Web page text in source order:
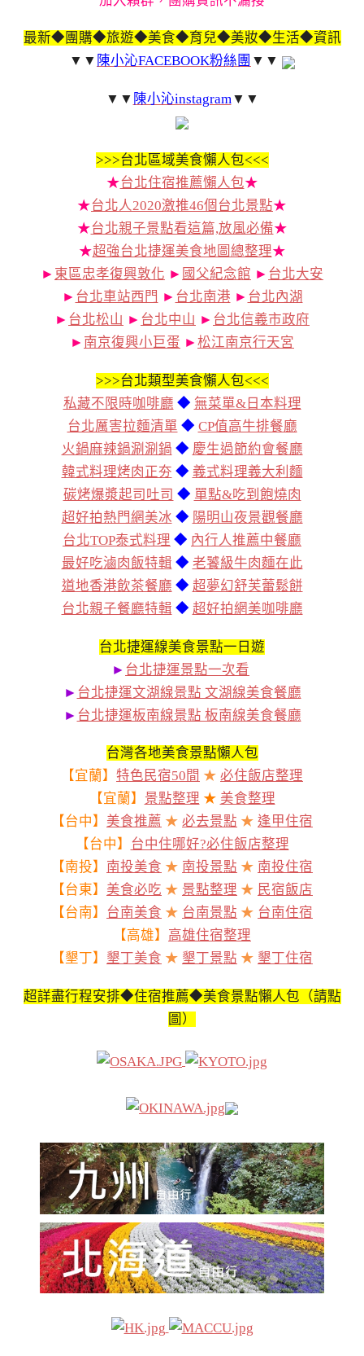
最新◆團購◆旅遊◆美食◆育兒◆美妝◆生活◆資訊
▼▼ 陳小沁FACEBOOK粉絲團 ▼▼
▼▼ 陳小沁instagram▼▼
>>>台北區域美食懶人包<<<
★台北住宿推薦懶人包★
★台北人2020激推46個台北景點★
★台北親子景點看這篇,放風必備★
★超強台北捷運美食地圖總整理★
► 東區忠孝復興敦化 ► 國父紀念館 ► 台北大安
► 台北車站西門 ► 台北南港 ► 台北內湖
► 台北松山 ► 台北中山 ► 台北信義市政府
► 南京復興小巨蛋 ► 松江南京行天宮
>>>台北類型美食懶人包<<<
私藏不限時咖啡廳 ◆ 無菜單&日本料理
台北厲害拉麵清單 ◆ CP值高牛排餐廳
火鍋麻辣鍋涮涮鍋 ◆ 慶生過節約會餐廳
韓式料理烤肉正夯 ◆ 義式料理義大利麵
碳烤爆漿起司吐司 ◆ 單點&吃到飽燒肉
超好拍熱門網美冰 ◆ 陽明山夜景觀餐廳
台北TOP泰式料理 ◆ 內行人推薦中餐廳
最好吃滷肉飯特輯 ◆ 老饕級牛肉麵在此
道地香港飲茶餐廳 ◆ 超夢幻舒芙蕾鬆餅
台北親子餐廳特輯 ◆ 超好拍網美咖啡廳
台北捷運線美食景點一日遊
► 台北捷運景點一次看
► 台北捷運文湖線景點 文湖線美食餐廳
► 台北捷運板南線景點 板南線美食餐廳
台灣各地美食景點懶人包
【宜蘭】 特色民宿50間 ★ 必住飯店整理
【宜蘭】 景點整理 ★ 美食整理
【台中】 美食推薦 ★ 必去景點 ★ 逢甲住宿
【台中】 台中住哪好?必住飯店整理
【南投】 南投美食 ★ 南投景點 ★ 南投住宿
【台東】 美食必吃 ★ 景點整理 ★ 民宿飯店
【台南】 台南美食 ★ 台南景點 ★ 台南住宿
【高雄】 高雄住宿整理
【墾丁】 墾丁美食 ★ 墾丁景點 ★ 墾丁住宿
超詳盡行程安排◆住宿推薦◆美食景點懶人包（請點
圖）